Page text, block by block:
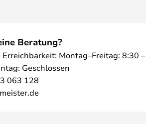
Beratung?
Montag–Freitag: 8:30
Geschlossen
063 128